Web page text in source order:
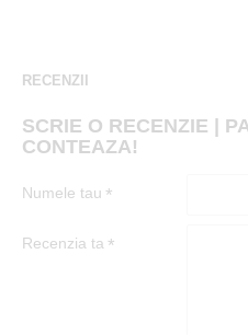
RECENZII
SCRIE O RECENZIE |
CONTEAZA!
Numele tau
Recenzia ta